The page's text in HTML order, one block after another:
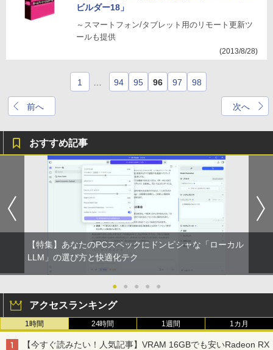
ビルダー18」
～スマートフォン/タブレット用のリモート更新ツ
ールも提供
(2013/8/28)
前へ
1 94 95 96 97 98
次へ
おすすめ記事
【特集】あなたのPCスペックにドンピシャな「ローカル
LLM」の選び方と快適化テク
● ● ● ● ●
アクセスランキング
1時間 24時間 1週間 1カ月
【今すぐ読みたい！人気記事】VRAM 16GBでも安いRadeon RX